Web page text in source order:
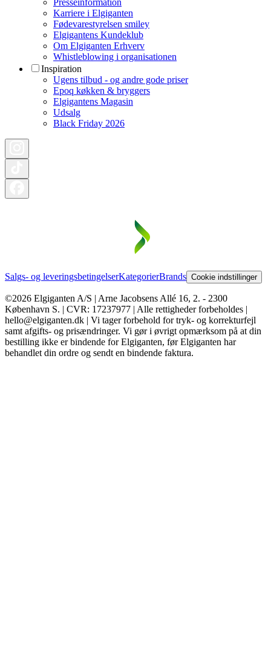
Presseinformation
Karriere i Elgiganten
Fødevarestyrelsen smiley
Elgigantens Kundeklub
Om Elgiganten Erhverv
Whistleblowing i organisationen
Inspiration
Ugens tilbud - og andre gode priser
Epoq køkken & bryggers
Elgigantens Magasin
Udsalg
Black Friday 2026
Salgs- og leveringsbetingelserKategorierBrands Cookie indstillinger
©2026 Elgiganten A/S | Arne Jacobsens Allé 16, 2. - 2300
København S. | CVR: 17237977 | Alle rettigheder forbeholdes |
hello@elgiganten.dk | Vi tager forbehold for tryk- og korrekturfejl
samt afgifts- og prisændringer. Vi gør i øvrigt opmærksom på at din
bestilling ikke er bindende for Elgiganten, før Elgiganten har
behandlet din ordre og sendt en bindende faktura.